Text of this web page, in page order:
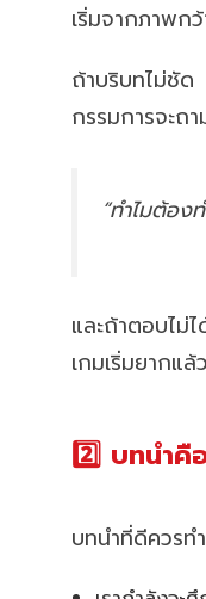
เริ่มจากภาพ
ถ้าบริบทไม่ชัด
กรรมการจะถ
“ทำไมต้อง
และถ้าตอบไม่ไ
เกมเริ่มยากแล้
2️⃣ บทนำคื
บทนำที่ดีควรท